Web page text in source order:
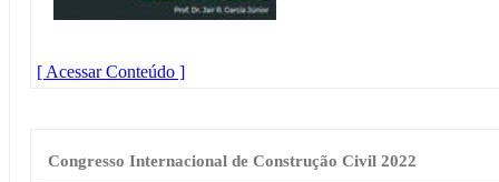
[ Acessar Conteúdo ]
Congresso Internacional de Construção Civil 2022